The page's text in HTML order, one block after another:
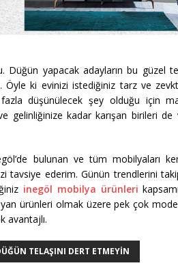
Düğün yapacak adayların bu güzel
ki evinizi istediğiniz tarz ve
düşünülecek şey olduğu için
gelinliğinize kadar karışan birileri
bulunan ve tüm mobilyaları
tavsiye ederim. Günün trendlerini
inegöl mobilya ürünleri
ürünleri olmak üzere pek çok
avantajlı.
TELAŞINI DERT ETMEYIN